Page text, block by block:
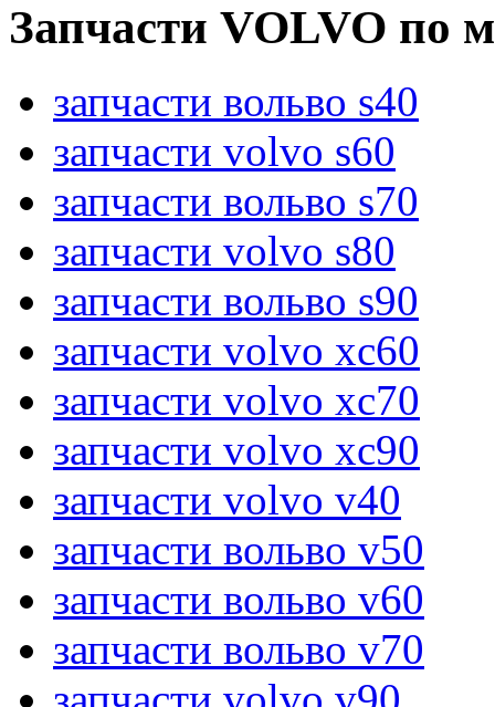
Запчасти VOLVO по
запчасти вольво s40
запчасти volvo s60
запчасти вольво s70
запчасти volvo s80
запчасти вольво s90
запчасти volvo xc60
запчасти volvo xc70
запчасти volvo xc90
запчасти volvo v40
запчасти вольво v50
запчасти вольво v60
запчасти вольво v70